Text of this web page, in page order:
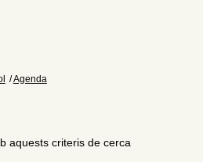
Agenda
aquests criteris de cerca